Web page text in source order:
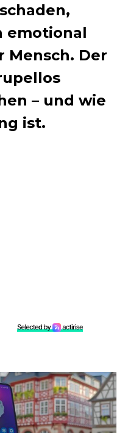
emotional
Der
– und wie
ist.